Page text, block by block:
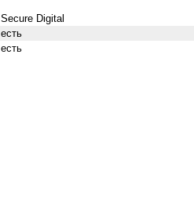
Secure Digital
есть
есть